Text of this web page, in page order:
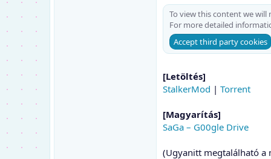
To view this content we
For more detailed
Accept third party cookies
[Letöltés]
StalkerMod | Torrent
[Magyarítás]
SaGa – G00gle Drive
(Ugyanitt megtalálható a